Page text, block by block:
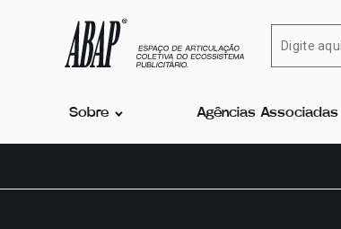
Sobre Agências Associadas